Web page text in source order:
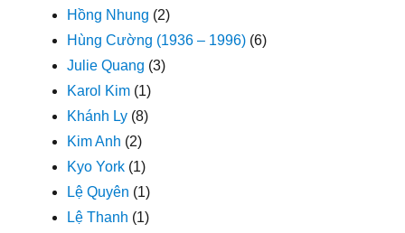
Hồng Nhung (2)
Hùng Cường (1936 – 1996) (6)
Julie Quang (3)
Karol Kim (1)
Khánh Ly (8)
Kim Anh (2)
Kyo York (1)
Lệ Quyên (1)
Lệ Thanh (1)